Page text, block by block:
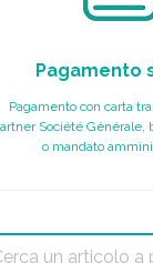
Pagamento
Pagamento con carta
Société Générale,
o mandato